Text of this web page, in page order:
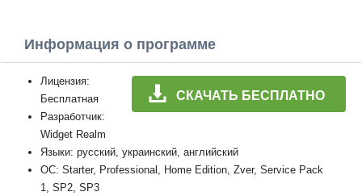
Информация о программе
СКАЧАТЬ БЕСПЛАТНО
Лицензия:
Бесплатная
Разработчик:
Widget Realm
Языки: русский, украинский, английский
ОС: Starter, Professional, Home Edition, Zver, Service Pack
1, SP2, SP3